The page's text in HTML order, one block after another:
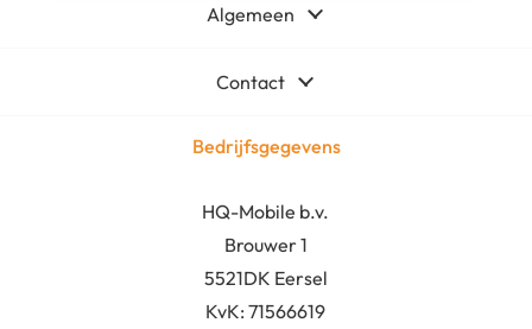
Algemeen
Contact
Bedrijfsgegevens
HQ-Mobile b.v.
Brouwer 1
5521DK Eersel
KvK:71566619